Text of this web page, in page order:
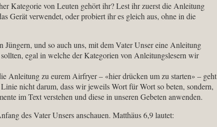
Kategorie von Leuten gehört ihr? Lest ihr zuerst die Anleitung
Gerät verwendet, oder probiert ihr es gleich aus, ohne in die
Jüngern, und so auch uns, mit dem Vater Unser eine Anleitung
egal in welche der Kategorien von Anleitungslesern wir
Anleitung zu eurem Airfryer – «hier drücken um zu starten» – geht
nicht darum, dass wir jeweils Wort für Wort so beten, sondern,
im Text verstehen und diese in unseren Gebeten anwenden.
des Vater Unsers anschauen. Matthäus 6,9 lautet: